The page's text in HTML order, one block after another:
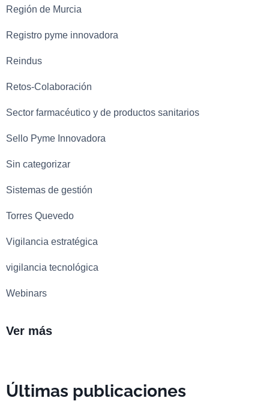
Región de Murcia
Registro pyme innovadora
Reindus
Retos-Colaboración
Sector farmacéutico y de productos sanitarios
Sello Pyme Innovadora
Sin categorizar
Sistemas de gestión
Torres Quevedo
Vigilancia estratégica
vigilancia tecnológica
Webinars
Ver más
Últimas publicaciones